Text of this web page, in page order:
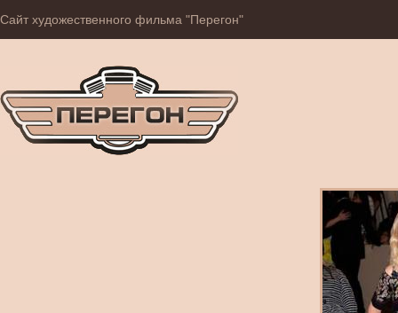
Сайт художественного фильма "Перегон"